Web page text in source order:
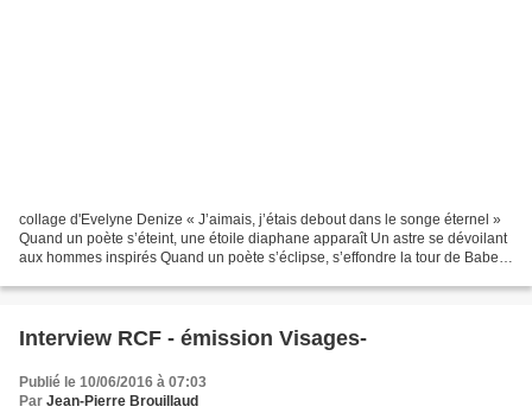
collage d'Evelyne Denize « J’aimais, j’étais debout dans le songe éternel »
Quand un poète s’éteint, une étoile diaphane apparaît Un astre se dévoilant
aux hommes inspirés Quand un poète s’éclipse, s’effondre la tour de Babel.
Interview RCF - émission Visages-
Publié le 10/06/2016 à 07:03
Par Jean-Pierre Brouillaud